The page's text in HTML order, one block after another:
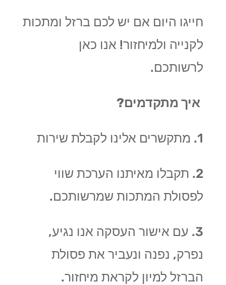
חייגו היום אם יש לכם ברזל ומתכות
לקנייה ולמיחזור! אנו כאן
לרשותכם.
איך מתקדמים?
1. מתקשרים אלינו לקבלת שירות
2. תקבלו מאיתנו הערכת שווי
לפסולת המתכות שמרשותכם.
3. עם אישור העסקה אנו נגיע,
נפרק, נפנה ונעביר את פסולת
הברזל למיון לקראת מיחזור.